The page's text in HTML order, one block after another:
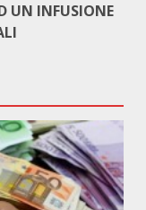
UN INFUSIONE